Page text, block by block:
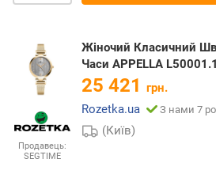
Продавець:
SEGTIME
Жіночий Класичний
Часи APPELLA
25 421 грн.
Rozetka.ua
З нами 7
(Київ)